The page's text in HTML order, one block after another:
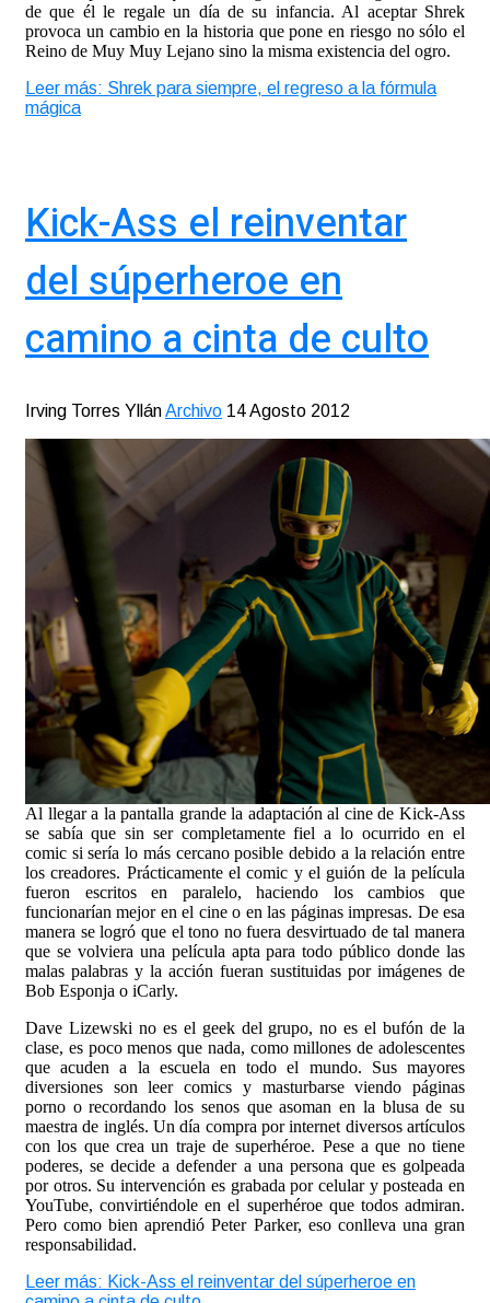
de que él le regale un día de su infancia. Al aceptar Shrek
provoca un cambio en la historia que pone en riesgo no sólo el
Reino de Muy Muy Lejano sino la misma existencia del ogro.
Leer más: Shrek para siempre, el regreso a la fórmula
mágica
Kick-Ass el reinventar
del súperheroe en
camino a cinta de culto
Irving Torres YllánArchivo 14 Agosto 2012
Al llegar a la pantalla grande la adaptación al cine de Kick-Ass
se sabía que sin ser completamente fiel a lo ocurrido en el
comic si sería lo más cercano posible debido a la relación entre
los creadores. Prácticamente el comic y el guión de la película
fueron escritos en paralelo, haciendo los cambios que
funcionarían mejor en el cine o en las páginas impresas. De esa
manera se logró que el tono no fuera desvirtuado de tal manera
que se volviera una película apta para todo público donde las
malas palabras y la acción fueran sustituidas por imágenes de
Bob Esponja o iCarly.
Dave Lizewski no es el geek del grupo, no es el bufón de la
clase, es poco menos que nada, como millones de adolescentes
que acuden a la escuela en todo el mundo. Sus mayores
diversiones son leer comics y masturbarse viendo páginas
porno o recordando los senos que asoman en la blusa de su
maestra de inglés. Un día compra por internet diversos artículos
con los que crea un traje de superhéroe. Pese a que no tiene
poderes, se decide a defender a una persona que es golpeada
por otros. Su intervención es grabada por celular y posteada en
YouTube, convirtiéndole en el superhéroe que todos admiran.
Pero como bien aprendió Peter Parker, eso conlleva una gran
responsabilidad.
Leer más: Kick-Ass el reinventar del súperheroe en